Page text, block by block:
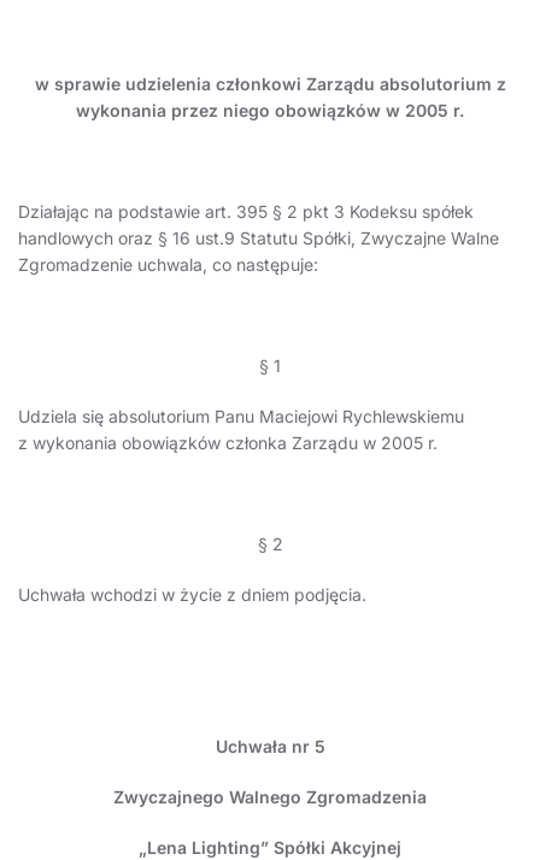
w sprawie udzielenia członkowi Zarządu absolutorium z
wykonania przez niego obowiązków w 2005 r.
Działając na podstawie art. 395 § 2 pkt 3 Kodeksu spółek
handlowych oraz § 16 ust.9 Statutu Spółki, Zwyczajne Walne
Zgromadzenie uchwala, co następuje:
§ 1
Udziela się absolutorium Panu Maciejowi Rychlewskiemu
z wykonania obowiązków członka Zarządu w 2005 r.
§ 2
Uchwała wchodzi w życie z dniem podjęcia.
Uchwała nr 5
Zwyczajnego Walnego Zgromadzenia
„Lena Lighting” Spółki Akcyjnej